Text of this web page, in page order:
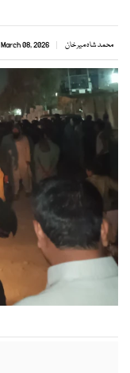
محمد شاہ میر خان March 08, 2026